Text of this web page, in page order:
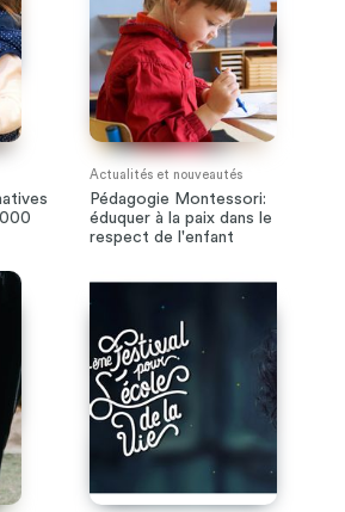
Actualités et nouveautés
Pédagogie Montessori:
éduquer à la paix dans le
respect de l'enfant